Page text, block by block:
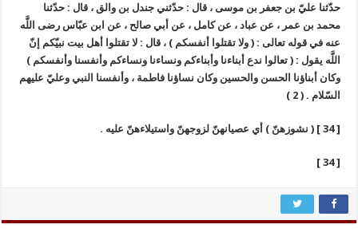
حدّثنا عليّ بن جعفر بن موسى ، قال : حدّثني جندل بن والق ، قال : حدّثنا
محمد بن عمر ، عن عباد ، عن كامل ، عن أبي صالح ، عن ابن عبّاس رضى اللَّه
عنه في قوله تعالى : ( ولا تقتلوا أنفسكم ) ، قال : لا تقتلوا أهل بيت نبيّكم إنّ
اللَّه يقول : ( تعالوا ندع أبناءنا وأبناءكم ونساءنا ونساءكم وأنفسنا وأنفسكم )
وكان أبناؤنا الحسن والحسين وكان نساؤنا فاطمة ، وأنفسنا النبي وعليّ عليهم
السّلام . ( 2 )
[ 34 ] ( نشوزهنّ ) أي عصيانهنّ لزوجهنّ واستيلاءهنّ عليه .
[ 34 ]